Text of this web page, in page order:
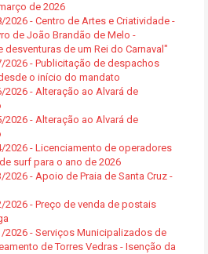
de 2026
2026 - Centro de Artes e Criatividade -
de João Brandão de Melo -
desventuras de um Rei do Carnaval"
2026 - Publicitação de despachos
o início do mandato
2026 - Alteração ao Alvará de
2026 - Alteração ao Alvará de
2026 - Licenciamento de operadores
surf para o ano de 2026
2026 - Apoio de Praia de Santa Cruz -
2026 - Preço de venda de postais
2026 - Serviços Municipalizados de
de Torres Vedras - Isenção da